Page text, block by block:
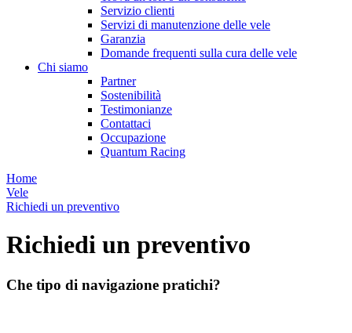
Servizio clienti
Servizi di manutenzione delle vele
Garanzia
Domande frequenti sulla cura delle vele
Chi siamo
Partner
Sostenibilità
Testimonianze
Contattaci
Occupazione
Quantum Racing
Home
Vele
Richiedi un preventivo
Richiedi un preventivo
Che tipo di navigazione pratichi?